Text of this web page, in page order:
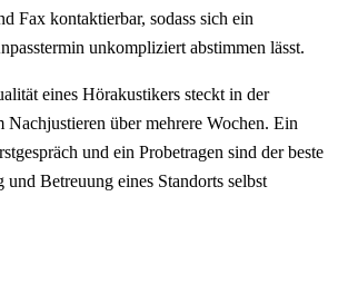
Fax kontaktierbar, sodass sich ein
unkompliziert abstimmen lässt.
eines Hörakustikers steckt in der
Nachjustieren über mehrere Wochen. Ein
und ein Probetragen sind der beste
und Betreuung eines Standorts selbst